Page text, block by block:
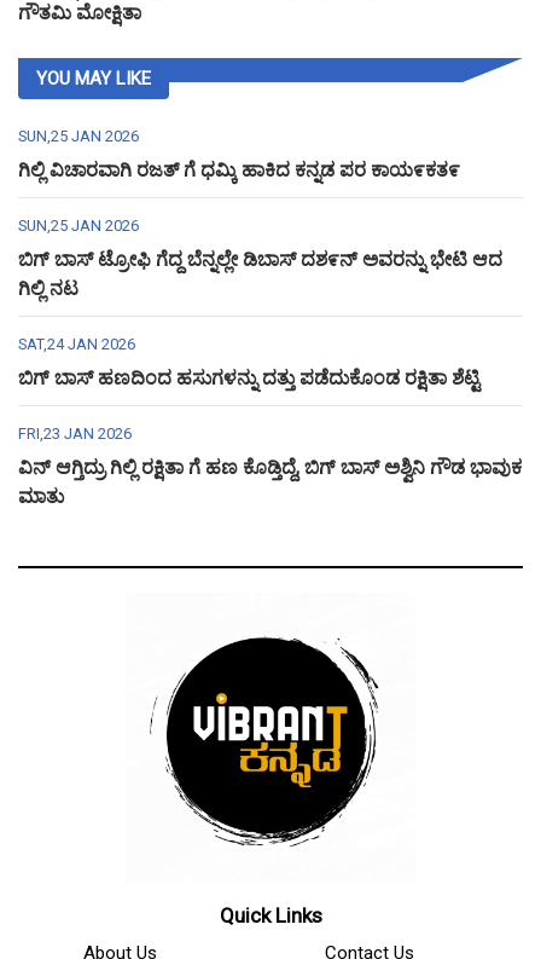
ಗೌತಮಿ ಮೋಕ್ಷಿತಾ
YOU MAY LIKE
SUN,25 JAN 2026
ಗಿಲ್ಲಿ ವಿಚಾರವಾಗಿ ರಜತ್ ಗೆ ಧಮ್ಕಿ ಹಾಕಿದ ಕನ್ನಡ ಪರ ಕಾಯ೯ಕತ೯
SUN,25 JAN 2026
ಬಿಗ್ ಬಾಸ್ ಟ್ರೋಫಿ ಗೆದ್ದ ಬೆನ್ನಲ್ಲೇ ಡಿಬಾಸ್ ದಶ೯ನ್ ಅವರನ್ನು ಭೇಟಿ ಆದ
ಗಿಲ್ಲಿ ನಟ
SAT,24 JAN 2026
ಬಿಗ್ ಬಾಸ್ ಹಣದಿಂದ ಹಸುಗಳನ್ನು ದತ್ತು ಪಡೆದುಕೊಂಡ ರಕ್ಷಿತಾ ಶೆಟ್ಟಿ
FRI,23 JAN 2026
ವಿನ್ ಆಗ್ತಿದ್ರು ಗಿಲ್ಲಿ ರಕ್ಷಿತಾ ಗೆ ಹಣ ಕೊಡ್ತಿದ್ದೆ, ಬಿಗ್ ಬಾಸ್ ಅಶ್ವಿನಿ ಗೌಡ ಭಾವುಕ
ಮಾತು
Quick Links
About Us Contact Us